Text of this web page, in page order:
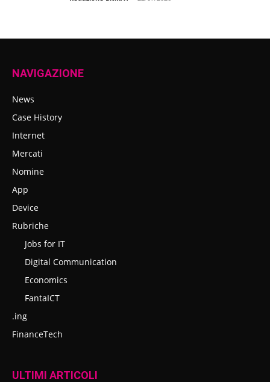
NAVIGAZIONE
News
Case History
Internet
Mercati
Nomine
App
Device
Rubriche
Jobs for IT
Digital Communication
Economics
FantaICT
.ing
FinanceTech
ULTIMI ARTICOLI